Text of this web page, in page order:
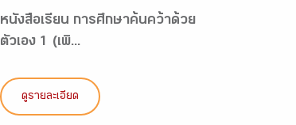
หนังสือเรียน การศึกษาค้นคว้าด้วย
ตัวเอง 1 (เพิ...
ดูรายละเอียด